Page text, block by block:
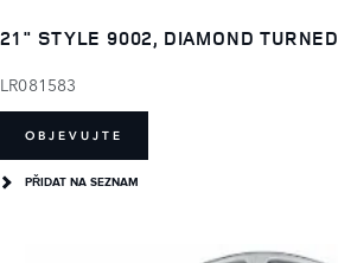
21" STYLE 9002, DIAMOND TURNED
LR081583
OBJEVUJTE
PŘIDAT NA SEZNAM